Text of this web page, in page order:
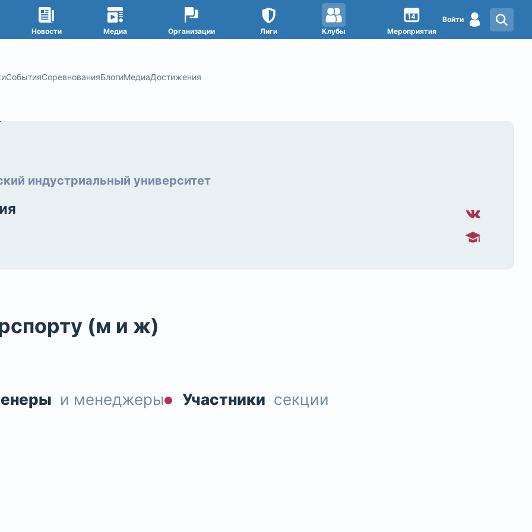
Войти
Новости Медиа Организации Лиги Клубы Мероприятия
СобытияСоревнованияБлогиМедиаДостижения
индустриальный университет
(м и ж)
и менеджеры Участники секции